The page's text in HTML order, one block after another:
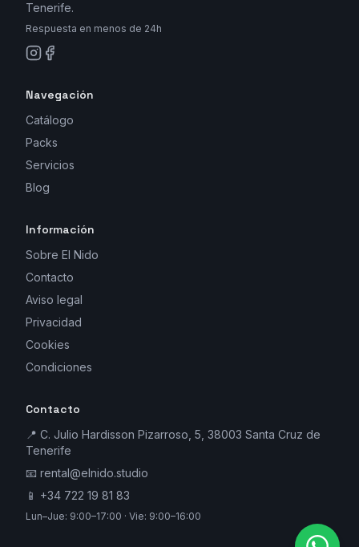
Tenerife.
Respuesta en menos de 24h
Navegación
Catálogo
Packs
Servicios
Blog
Información
Sobre El Nido
Contacto
Aviso legal
Privacidad
Cookies
Condiciones
Contacto
📍 C. Julio Hardisson Pizarroso, 5, 38003 Santa Cruz de
Tenerife
📧 rental@elnido.studio
📱 +34 722 19 81 83
Lun–Jue: 9:00–17:00 · Vie: 9:00–16:00